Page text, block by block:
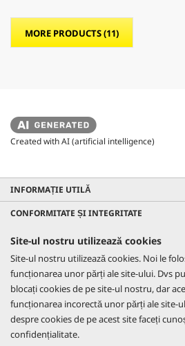
Site-ul nostru utilizează cookies
Site-ul nostru utilizează cookies. Noi le
funcționarea unor părți ale site-ului. Dvs
blocați cookies de pe site-ul nostru, dar
funcționarea incorectă unor părți ale site-
despre cookies de pe acest site faceți
confidențialitate.
Află
MORE PRODUCTS (11)
Created with AI (artificial intelligence)
INFORMAȚIE UTILĂ
CONFORMITATE ȘI INTEGRITATE
CONTACTE
REȚELE SOCIALE
CO₂- NEUTRAL WEBSITE